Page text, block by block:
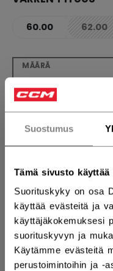
Suostumus
Tämä sivusto käyttää
Suorituskyky on osa
käyttää evästeitä ja
käyttäjäkokemuksesi
suorituskyvyn ja
Käytämme evästeitä
perustoimintoihin ja -
60.00 62.00
MÄÄRÄ
LISÄÄ
ETSI